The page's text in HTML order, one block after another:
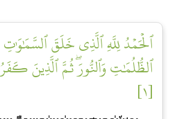
ٱلۡحَمۡدُ لِلَّهِ ٱلَّذِي خَلَقَ
ٱلظُّلُمَٰتِ وَٱلنُّورَۖ ثُمَّ ٱلَّذِينَ
[١]